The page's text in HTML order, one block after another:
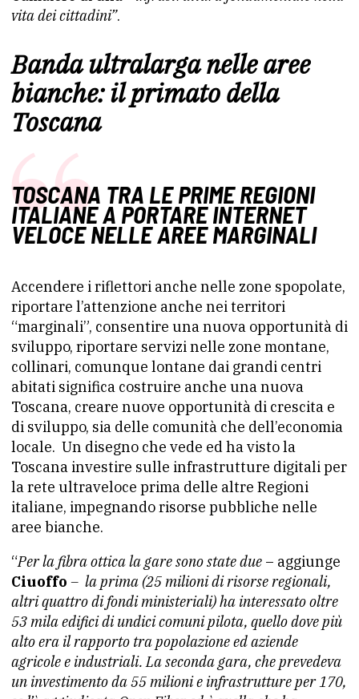
vita dei cittadini”.
Banda ultralarga nelle aree
bianche: il primato della
Toscana
TOSCANA TRA LE PRIME REGIONI
ITALIANE A PORTARE INTERNET
VELOCE NELLE AREE MARGINALI
Accendere i riflettori anche nelle zone spopolate,
riportare l’attenzione anche nei territori
“marginali”, consentire una nuova opportunità di
sviluppo, riportare servizi nelle zone montane,
collinari, comunque lontane dai grandi centri
abitati significa costruire anche una nuova
Toscana, creare nuove opportunità di crescita e
di sviluppo, sia delle comunità che dell’economia
locale. Un disegno che vede ed ha visto la
Toscana investire sulle infrastrutture digitali per
la rete ultraveloce prima delle altre Regioni
italiane, impegnando risorse pubbliche nelle
aree bianche.
“Per la fibra ottica la gare sono state due – aggiunge
Ciuoffo – la prima (25 milioni di risorse regionali,
altri quattro di fondi ministeriali) ha interessato oltre
53 mila edifici di undici comuni pilota, quello dove più
alto era il rapporto tra popolazione ed aziende
agricole e industriali. La seconda gara, che prevedeva
un investimento da 55 milioni e infrastrutture per 170,